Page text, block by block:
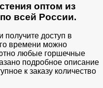
оптом из
всей России.
получите доступ в
времени можно
любые горшечные
подробное описание
к заказу количество